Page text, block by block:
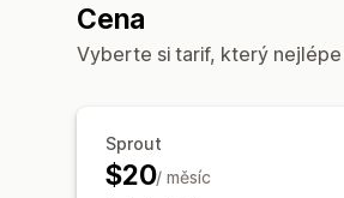
Cena
Vyberte si tarif, který
Sprout
$20/ měsíc